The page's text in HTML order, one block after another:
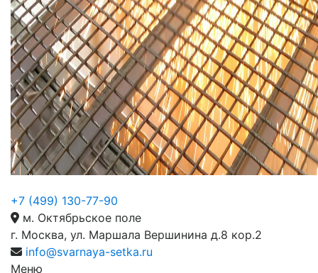
+7 (499) 130-77-90
м. Октябрьское поле
г. Москва, ул. Маршала Вершинина д.8 кор.2
info@svarnaya-setka.ru
Меню